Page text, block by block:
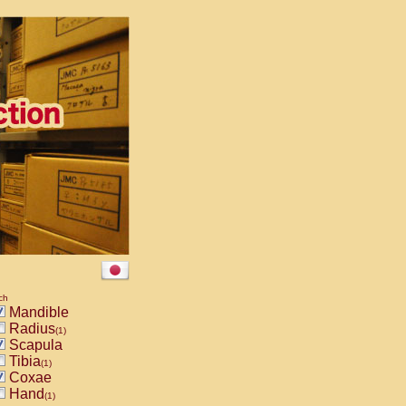
Mandible
Radius(1)
Scapula
Tibia(1)
Coxae
Hand(1)